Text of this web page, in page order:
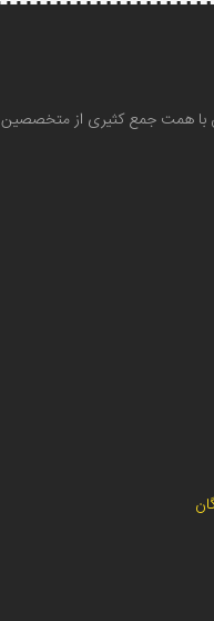
با همت جمع کثیری از متخصصین